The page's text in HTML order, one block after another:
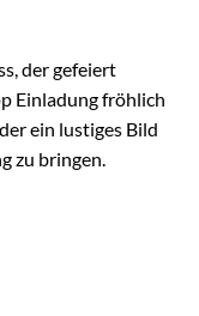
der gefeiert
Einladung fröhlich
ein lustiges Bild
zu bringen.